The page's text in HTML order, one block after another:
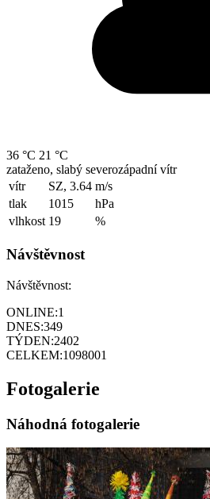
36 °C 21 °C
zataženo, slabý severozápadní vítr
vítr
SZ, 3.64 m/s
tlak
1015
hPa
vlhkost 19 %
Návštěvnost
Návštěvnost:
ONLINE:1
DNES:349
TÝDEN:2402
CELKEM:1098001
Fotogalerie
Náhodná fotogalerie